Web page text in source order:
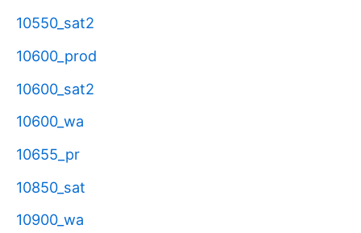
10550_sat2
10600_prod
10600_sat2
10600_wa
10655_pr
10850_sat
10900_wa